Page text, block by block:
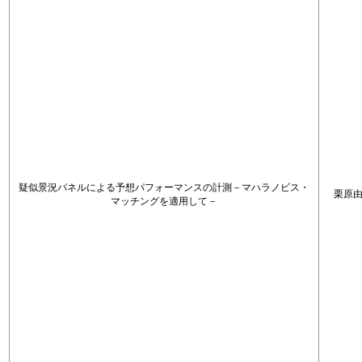
疑似景況パネルによる予想パフォーマンスの計測－マハラノビス・
マッチングを適用して－
栗原